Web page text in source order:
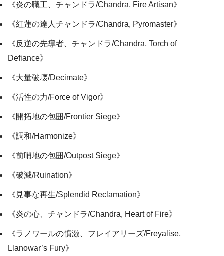
《炎の職工、チャンドラ/Chandra, Fire Artisan》
《紅蓮の達人チャンドラ/Chandra, Pyromaster》
《反逆の先導者、チャンドラ/Chandra, Torch of
Defiance》
《大量破壊/Decimate》
《活性の力/Force of Vigor》
《開拓地の包囲/Frontier Siege》
《調和/Harmonize》
《前哨地の包囲/Outpost Siege》
《破滅/Ruination》
《見事な再生/Splendid Reclamation》
《炎の心、チャンドラ/Chandra, Heart of Fire》
《ラノワールの憤激、フレイアリーズ/Freyalise,
Llanowar’s Fury》